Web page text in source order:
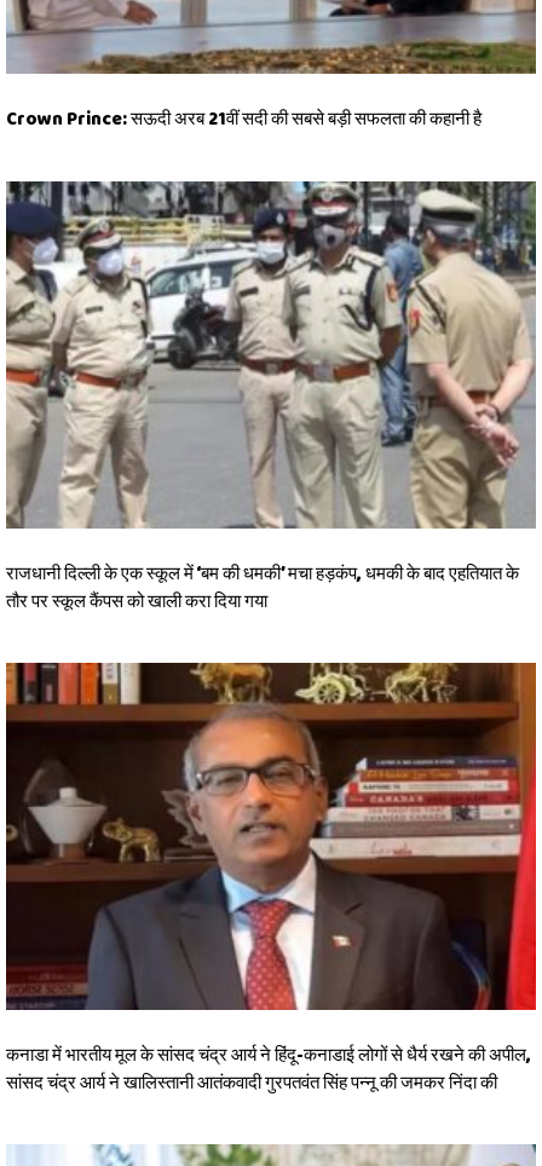
Crown Prince: सऊदी अरब 21वीं सदी की सबसे बड़ी सफलता की कहानी है
राजधानी दिल्ली के एक स्कूल में ‘बम की धमकी’ मचा हड़कंप, धमकी के बाद एहतियात के
तौर पर स्कूल कैंपस को खाली करा दिया गया
कनाडा में भारतीय मूल के सांसद चंद्र आर्य ने हिंदू-कनाडाई लोगों से धैर्य रखने की अपील,
सांसद चंद्र आर्य ने खालिस्तानी आतंकवादी गुरपतवंत सिंह पन्नू की जमकर निंदा की